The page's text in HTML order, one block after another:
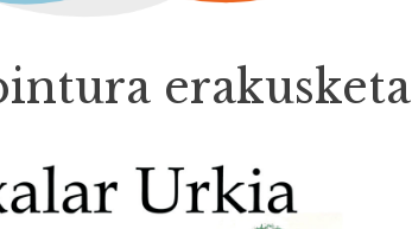
erakusketa